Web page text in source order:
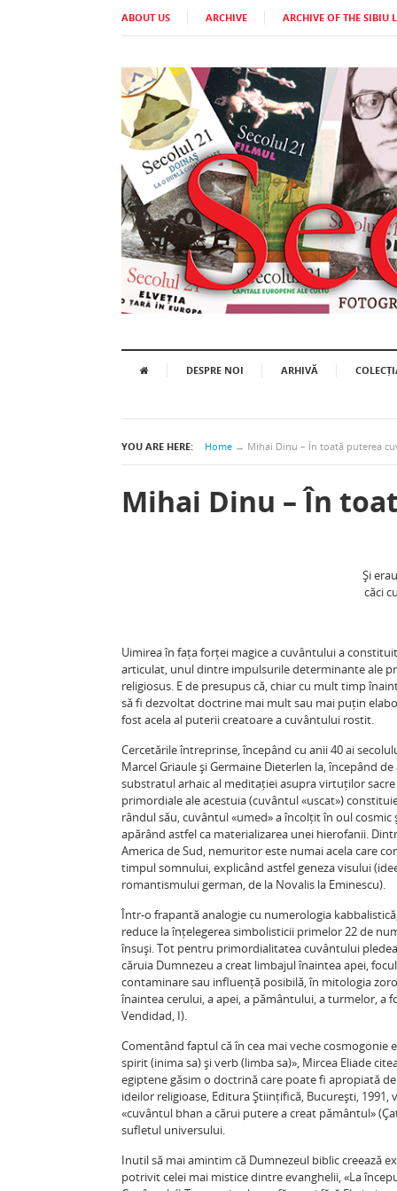
ABOUT US ARCHIVE ARCHIVE OF THE SIBIU
DESPRE NOI ARHIVĂ
YOU ARE HERE: Home → Mihai Dinu – În toată puterea
Mihai Dinu – În
Și
căci
Uimirea în fața forței magice a cuvântului a
articulat, unul dintre impulsurile determinante ale
religiosus. E de presupus că, chiar cu mult timp
să fi dezvoltat doctrine mai mult sau mai puțin
fost acela al puterii creatoare a cuvântului rostit.
Cercetările întreprinse, începând cu anii 40 ai
Marcel Griaule și Germaine Dieterlen la, începând
substratul arhaic al meditației asupra virtuților
primordiale ale acestuia (cuvântul «uscat»)
rândul său, cuvântul «umed» a încolțit în oul
apărând astfel ca materializarea unei hierofanii.
America de Sud, nemuritor este numai acela care
timpul somnului, explicând astfel geneza visului
romantismului german, de la Novalis la Eminescu).
Într-o frapantă analogie cu numerologia
reduce la înțelegerea simbolisticii primelor 22 de
însuși. Tot pentru primordialitatea cuvântului
căruia Dumnezeu a creat limbajul înaintea apei,
contaminare sau influență posibilă, în mitologia
înaintea cerului, a apei, a pământului, a turmelor, a
Vendidad, I).
Comentând faptul că în cea mai veche
spirit (inima sa) și verb (limba sa)», Mircea
egiptene găsim o doctrină care poate fi apropiată
ideilor religioase, Editura Științifică, București,
«cuvântul bhan a cărui putere a creat pământul»
sufletul universului.
Inutil să mai amintim că Dumnezeul biblic creează
potrivit celei mai mistice dintre evanghelii, «La